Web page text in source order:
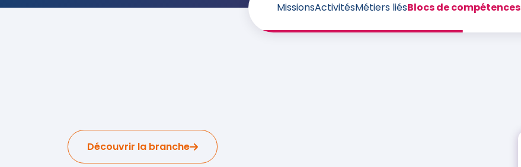
MissionsActivitésMétiers liésBlocs de compétences
Découvrir la branche